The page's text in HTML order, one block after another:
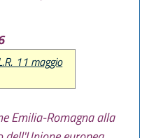
11 maggio
Emilia-Romagna alla